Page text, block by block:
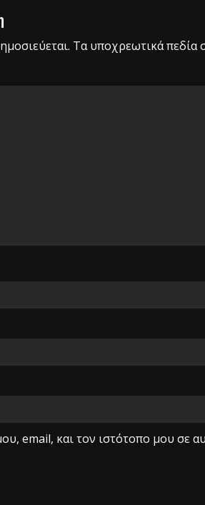
Τα υποχρεωτικά πεδία
email, και τον ιστότοπο μου σε